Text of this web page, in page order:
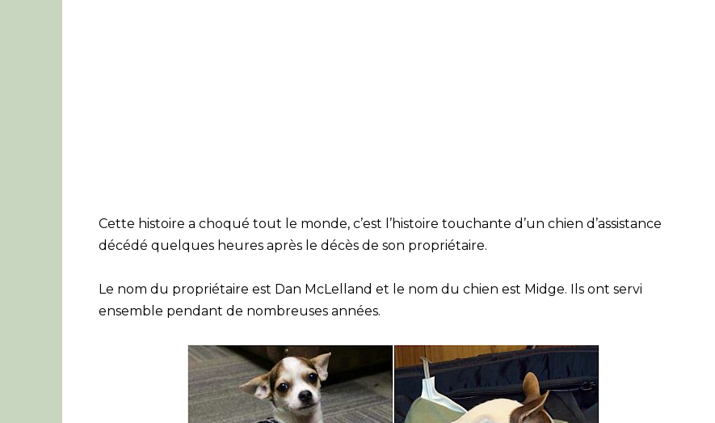
Cette histoire a choqué tout le monde, c’est l’histoire touchante d’un chien d’assistance
décédé quelques heures après le décès de son propriétaire.
Le nom du propriétaire est Dan McLelland et le nom du chien est Midge. Ils ont servi
ensemble pendant de nombreuses années.